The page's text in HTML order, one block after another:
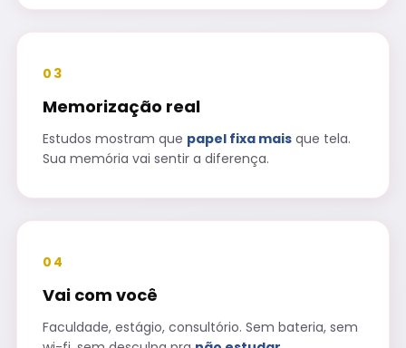
03
Memorização real
Estudos mostram que papel fixa mais que tela.
Sua memória vai sentir a diferença.
04
Vai com você
Faculdade, estágio, consultório. Sem bateria, sem